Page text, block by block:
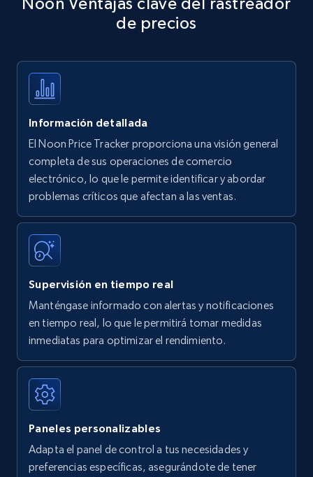
Title, Seller name, Brand, Description, Initial
35.3K+
Amazon products - find products by using
upc numbers
Title, Seller name, Brand, Description, Initial
price, Currency, Availability, Reviews count, and
35.3K+
Amazon Reviews
URL, Product name, Product rating, Product
Author name, Asin, and more.
7.4K+ 870+
de precios
Información detallada
El Noon Price Tracker proporciona una visión general
completa de sus operaciones de comercio
electrónico, lo que le permite identificar y abordar
problemas críticos que afectan a las ventas.
Supervisión en tiempo real
Manténgase informado con alertas y notificaciones
en tiempo real, lo que le permitirá tomar medidas
inmediatas para optimizar el rendimiento.
Paneles personalizables
Adapta el panel de control a tus necesidades y
preferencias específicas, asegurándote de tener